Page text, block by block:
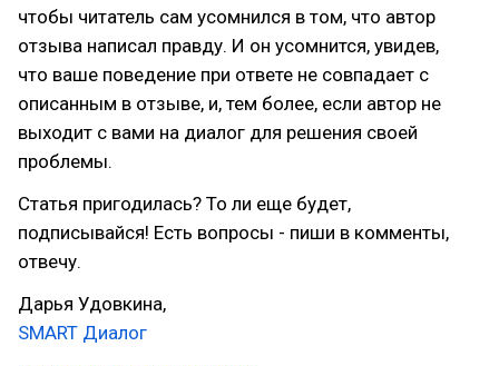
чтобы читатель сам усомнился в том, что автор
отзыва написал правду. И он усомнится, увидев,
что ваше поведение при ответе не совпадает с
описанным в отзыве, и, тем более, если автор не
выходит с вами на диалог для решения своей
проблемы.
Статья пригодилась? То ли еще будет,
подписывайся! Есть вопросы - пиши в комменты,
отвечу.
Дарья Удовкина,
SMART Диалог